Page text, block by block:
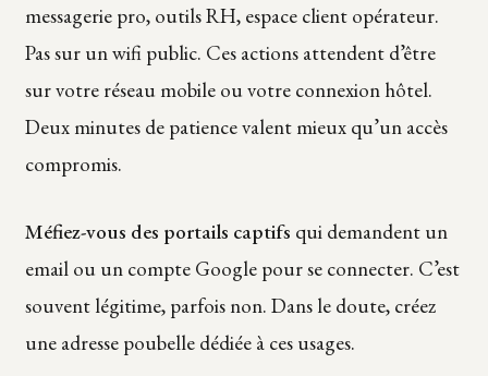
messagerie pro, outils RH, espace client opérateur.
Pas sur un wifi public. Ces actions attendent d’être
sur votre réseau mobile ou votre connexion hôtel.
Deux minutes de patience valent mieux qu’un accès
compromis.
Méfiez-vous des portails captifs qui demandent un
email ou un compte Google pour se connecter. C’est
souvent légitime, parfois non. Dans le doute, créez
une adresse poubelle dédiée à ces usages.